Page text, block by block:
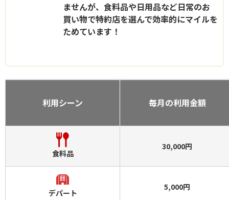
ませんが、食料品や日用品など日常のお
買い物で特約店を選んで効率的にマイルを
ためています！
利用シーン 毎月の利用金額
食料品
30,000円
デパート
5,000円